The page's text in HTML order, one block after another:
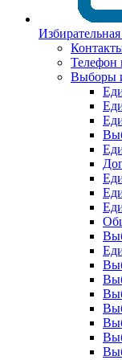
Телефон
Выборы